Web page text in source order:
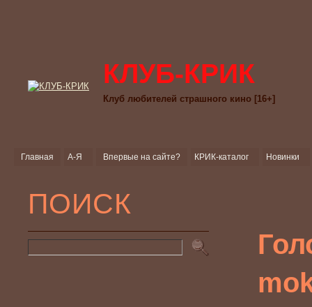
КЛУБ-КРИК
Клуб любителей страшного кино [16+]
Главная А-Я Впервые на сайте? КРИК-каталог Новинки
ПОИСК